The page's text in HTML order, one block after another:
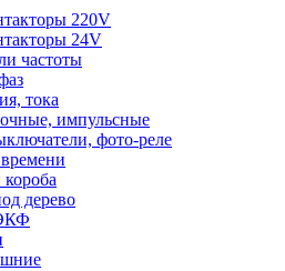
220V
24V
частоты
тока
импульсные
фото-реле
дерево